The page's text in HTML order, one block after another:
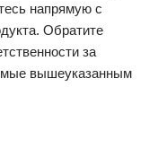
напрямую с
Обратите
за
вышеуказанным